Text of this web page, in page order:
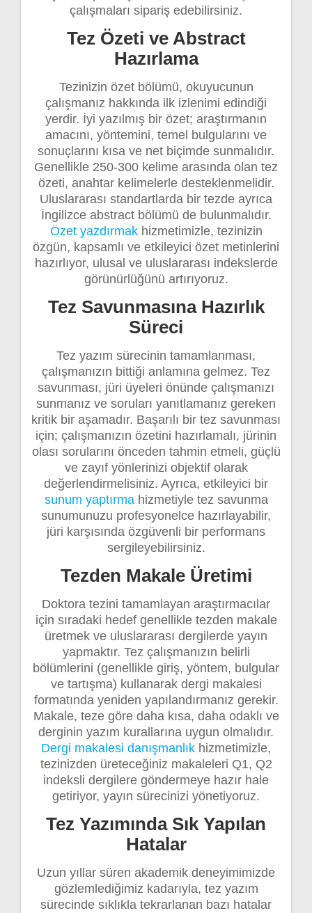
çalışmaları sipariş edebilirsiniz.
Tez Özeti ve Abstract
Hazırlama
Tezinizin özet bölümü, okuyucunun
çalışmanız hakkında ilk izlenimi edindiği
yerdir. İyi yazılmış bir özet; araştırmanın
amacını, yöntemini, temel bulgularını ve
sonuçlarını kısa ve net biçimde sunmalıdır.
Genellikle 250-300 kelime arasında olan tez
özeti, anahtar kelimelerle desteklenmelidir.
Uluslararası standartlarda bir tezde ayrıca
İngilizce abstract bölümü de bulunmalıdır.
Özet yazdırmakhizmetimizle, tezinizin
özgün, kapsamlı ve etkileyici özet metinlerini
hazırlıyor, ulusal ve uluslararası indekslerde
görünürlüğünü artırıyoruz.
Tez Savunmasına Hazırlık
Süreci
Tez yazım sürecinin tamamlanması,
çalışmanızın bittiği anlamına gelmez. Tez
savunması, jüri üyeleri önünde çalışmanızı
sunmanız ve soruları yanıtlamanız gereken
kritik bir aşamadır. Başarılı bir tez savunması
için; çalışmanızın özetini hazırlamalı, jürinin
olası sorularını önceden tahmin etmeli, güçlü
ve zayıf yönlerinizi objektif olarak
değerlendirmelisiniz. Ayrıca, etkileyici bir
sunum yaptırmahizmetiyle tez savunma
sunumunuzu profesyonelce hazırlayabilir,
jüri karşısında özgüvenli bir performans
sergileyebilirsiniz.
Tezden Makale Üretimi
Doktora tezini tamamlayan araştırmacılar
için sıradaki hedef genellikle tezden makale
üretmek ve uluslararası dergilerde yayın
yapmaktır. Tez çalışmanızın belirli
bölümlerini (genellikle giriş, yöntem, bulgular
ve tartışma) kullanarak dergi makalesi
formatında yeniden yapılandırmanız gerekir.
Makale, teze göre daha kısa, daha odaklı ve
derginin yazım kurallarına uygun olmalıdır.
Dergi makalesi danışmanlık hizmetimizle,
tezinizden üreteceğiniz makaleleri Q1, Q2
indeksli dergilere göndermeye hazır hale
getiriyor, yayın sürecinizi yönetiyoruz.
Tez Yazımında Sık Yapılan
Hatalar
Uzun yıllar süren akademik deneyimimizde
gözlemlediğimiz kadarıyla, tez yazım
sürecinde sıklıkla tekrarlanan bazı hatalar